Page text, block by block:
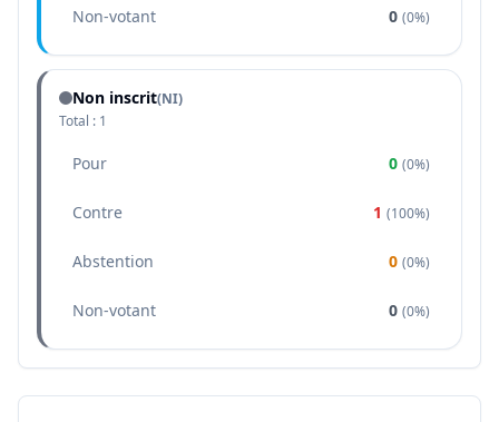
Non-votant 0 (0%)
Non inscrit(NI)
Total : 1
Pour 0 (0%)
Contre 1 (100%)
Abstention 0 (0%)
Non-votant 0 (0%)